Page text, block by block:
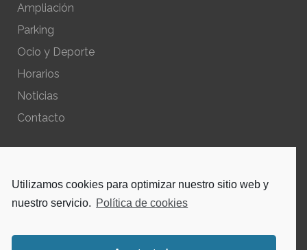
Utilizamos cookies para optimizar nuestro sitio web y
nuestro servicio. Política de cookies
Ampliación
Parking
Ocio y Deporte
Horarios
Noticias
Contacto
Política de privacidad – Aviso Legal